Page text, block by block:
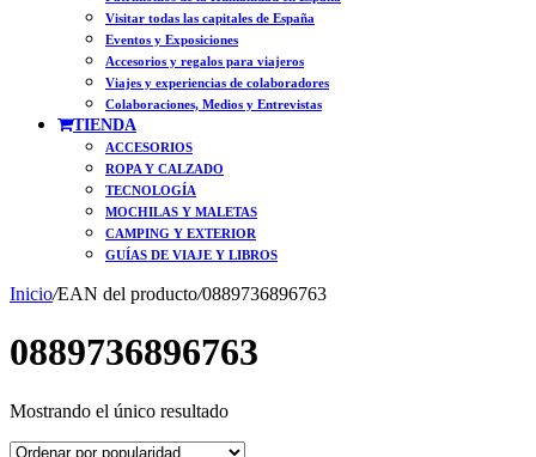
Visitar todas las capitales de España
Eventos y Exposiciones
Accesorios y regalos para viajeros
Viajes y experiencias de colaboradores
Colaboraciones, Medios y Entrevistas
TIENDA
ACCESORIOS
ROPA Y CALZADO
TECNOLOGÍA
MOCHILAS Y MALETAS
CAMPING Y EXTERIOR
GUÍAS DE VIAJE Y LIBROS
Inicio/EAN del producto/0889736896763
0889736896763
Mostrando el único resultado